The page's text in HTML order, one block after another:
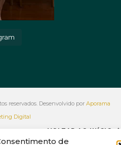
de
reservados. Desenvolvido por Aporama
Digital
VOLTAR AO INÍCIO